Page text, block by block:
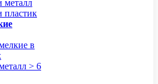
металл
пластик
в
> 6